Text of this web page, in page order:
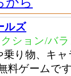
ルズ
ション/バ
乗り物、キ
料ゲームで